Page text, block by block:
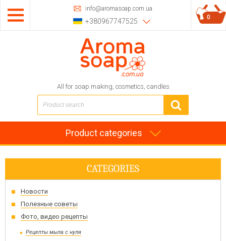
info@aromasoap.com.ua
+380967747525
All for soap making, cosmetics, candles
0
Product categories
CATEGORIES
Новости
Полезные советы
Фото, видео рецепты
Рецепты мыла с нуля